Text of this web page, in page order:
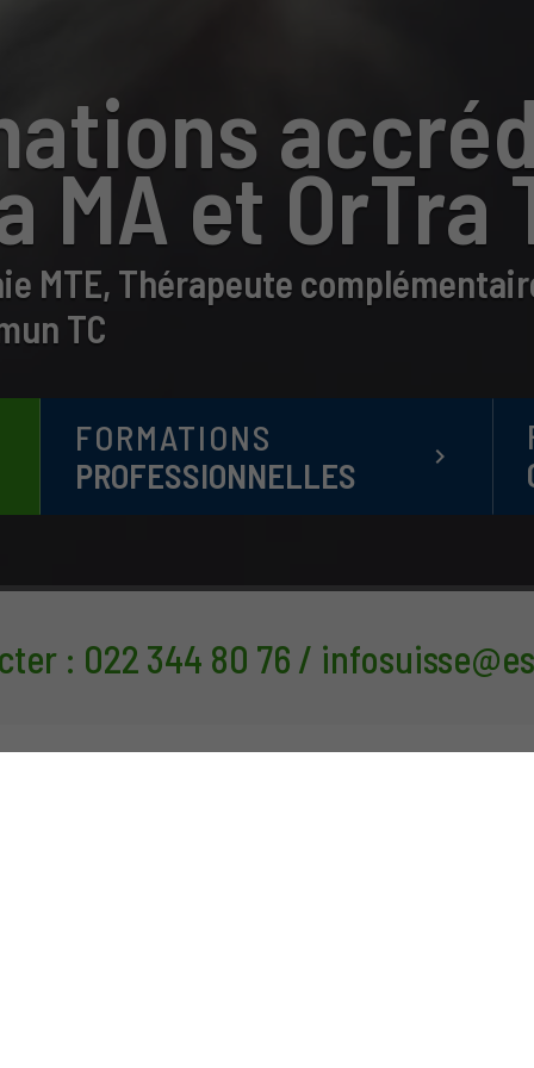
MA et OrTra
MTE, Thérapeute
TC
FORMATIONS
PROFESSIONNELLES
keyboard_arrow_right
: 022 344 80 76 /